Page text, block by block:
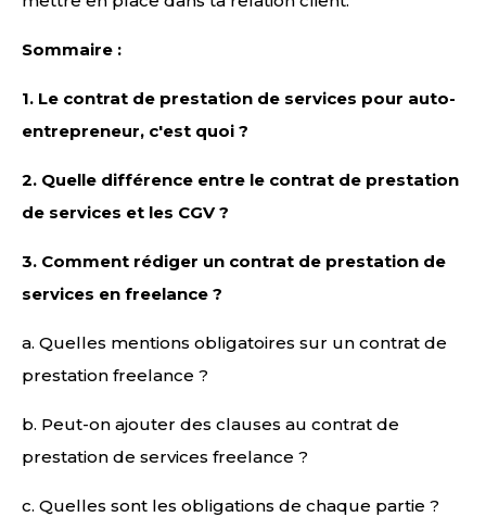
Sommaire :
1. Le contrat de prestation de services pour auto-
entrepreneur, c'est quoi ?
2. Quelle différence entre le contrat de prestation
de services et les CGV ?
3. Comment rédiger un contrat de prestation de
services en freelance ?
a. Quelles mentions obligatoires sur un contrat de
prestation freelance ?
b. Peut-on ajouter des clauses au contrat de
prestation de services freelance ?
c. Quelles sont les obligations de chaque partie ?